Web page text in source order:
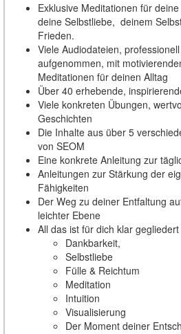
Exklusive Meditationen für
deine Selbstliebe, deinem
Frieden.
Viele Audiodateien,
aufgenommen, mit
Meditationen für deinen Alltag
Über 40 erhebende,
Viele konkreten Übungen,
Geschichten
Die Inhalte aus über 5
von SEOM
Eine konkrete Anleitung zur
Anleitungen zur Stärkung der
Fähigkeiten
Der Weg zu deiner Entfaltung
leichter Ebene
All das ist für dich klar
Dankbarkeit,
Selbstliebe
Fülle & Reichtum
Meditation
Intuition
Visualisierung
Der Moment deiner